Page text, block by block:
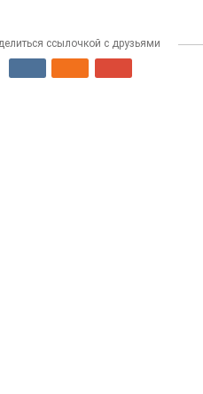
ссылочкой с друзьями